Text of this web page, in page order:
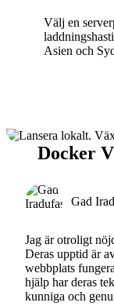
Välj en
Asien och
Docker
Gad
Jag är otroligt
Deras upptid är
webbplats
hjälp har deras
kunniga och